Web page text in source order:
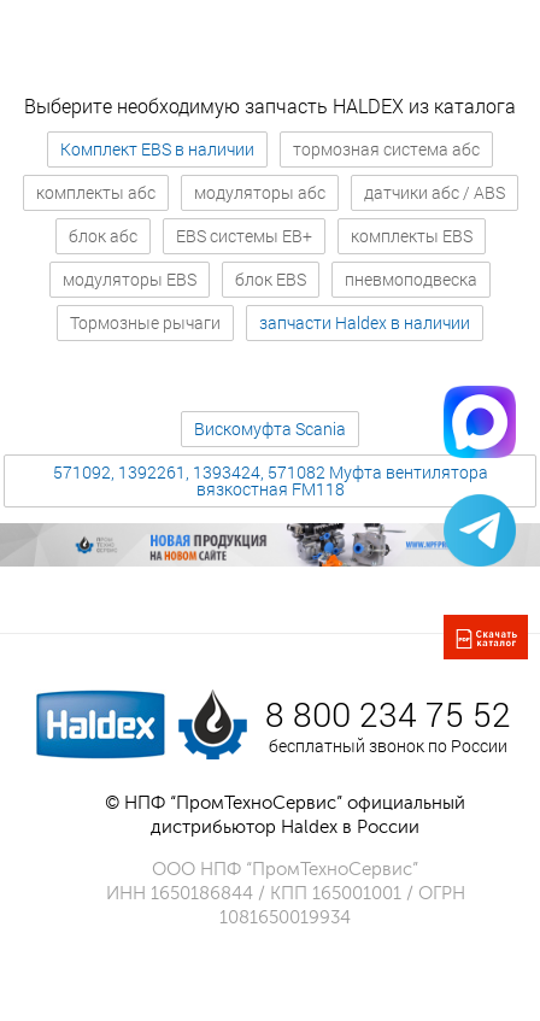
Выберите необходимую запчасть HALDEX из каталога
Комплект EBS в наличии
тормозная система абс
комплекты абс
модуляторы абс
датчики абс / ABS
блок абс
EBS системы EB+
комплекты EBS
модуляторы EBS
блок EBS
пневмоподвеска
Тормозные рычаги
запчасти Haldex в наличии
Вискомуфта Scania
571092, 1392261, 1393424, 571082 Муфта вентилятора
вязкостная FM118
8 800 234 75 52
бесплатный звонок по России
© НПФ “ПромТехноСервис” официальный
дистрибьютор Haldex в России
ООО НПФ “ПромТехноСервис”
ИНН 1650186844 / КПП 165001001 / ОГРН
1081650019934